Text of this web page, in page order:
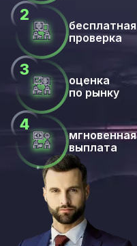
бесплатная
проверка
оценка
по рынку
мгновенная
выплата